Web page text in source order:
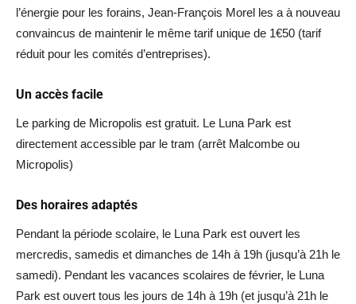
l’énergie pour les forains, Jean-François Morel les a à nouveau
convaincus de maintenir le même tarif unique de 1€50 (tarif
réduit pour les comités d’entreprises).
Un accès facile
Le parking de Micropolis est gratuit. Le Luna Park est
directement accessible par le tram (arrêt Malcombe ou
Micropolis)
Des horaires adaptés
Pendant la période scolaire, le Luna Park est ouvert les
mercredis, samedis et dimanches de 14h à 19h (jusqu’à 21h le
samedi). Pendant les vacances scolaires de février, le Luna
Park est ouvert tous les jours de 14h à 19h (et jusqu’à 21h le